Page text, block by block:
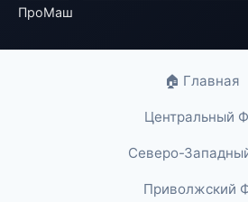
ПроМаш
🏠 Главная
Центральный
Северо-
Приволжский